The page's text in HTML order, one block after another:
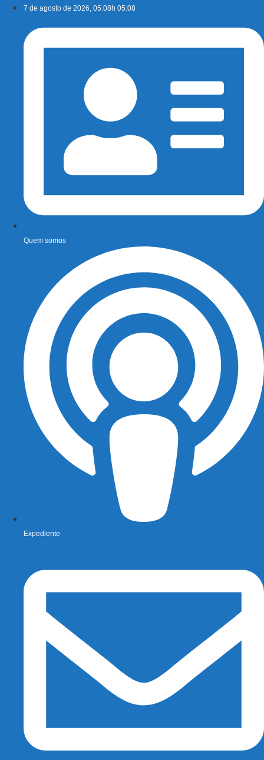
conteúdo
7 de agosto de 2026, 05:08h 05:08
Quem somos
Expediente